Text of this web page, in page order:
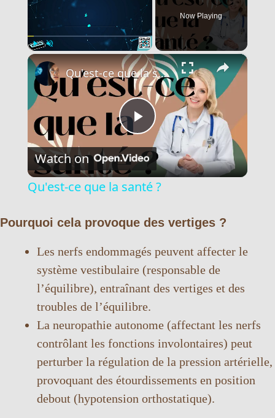
Fullscreen
Now Playing
×
P
l
y
V
i
d
e
Qu'est-ce que la santé ?
Watch on
Qu'est-ce que la santé ?
Pourquoi cela provoque des vertiges ?
Les nerfs endommagés peuvent affecter le
système vestibulaire (responsable de
l’équilibre), entraînant des vertiges et des
troubles de l’équilibre.
La neuropathie autonome (affectant les nerfs
contrôlant les fonctions involontaires) peut
perturber la régulation de la pression artérielle,
provoquant des étourdissements en position
debout (hypotension orthostatique).